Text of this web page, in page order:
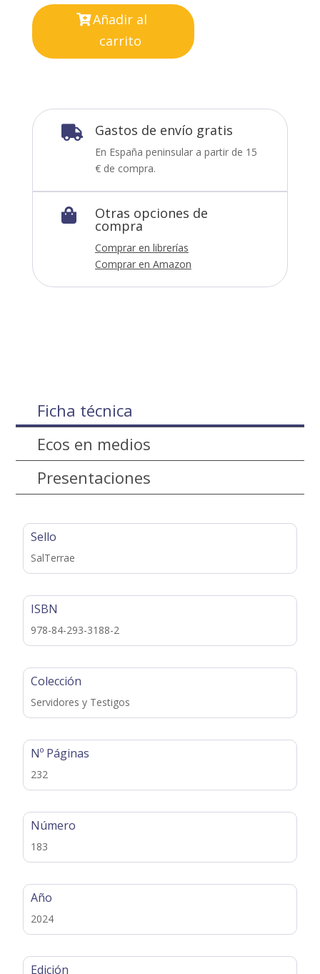
Añadir al
carrito
 Gastos de envío gratis
En España peninsular a partir de 15
€ de compra.
 Otras opciones de
compra
Comprar en librerías
Comprar en Amazon
Ficha técnica
Ecos en medios
Presentaciones
Sello
SalTerrae
ISBN
978-84-293-3188-2
Colección
Servidores y Testigos
Nº Páginas
232
Número
183
Año
2024
Edición